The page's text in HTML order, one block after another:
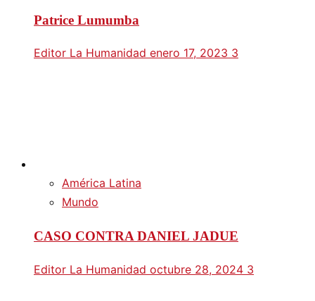
Patrice Lumumba
Editor La Humanidad enero 17, 2023 3
América Latina
Mundo
CASO CONTRA DANIEL JADUE
Editor La Humanidad octubre 28, 2024 3